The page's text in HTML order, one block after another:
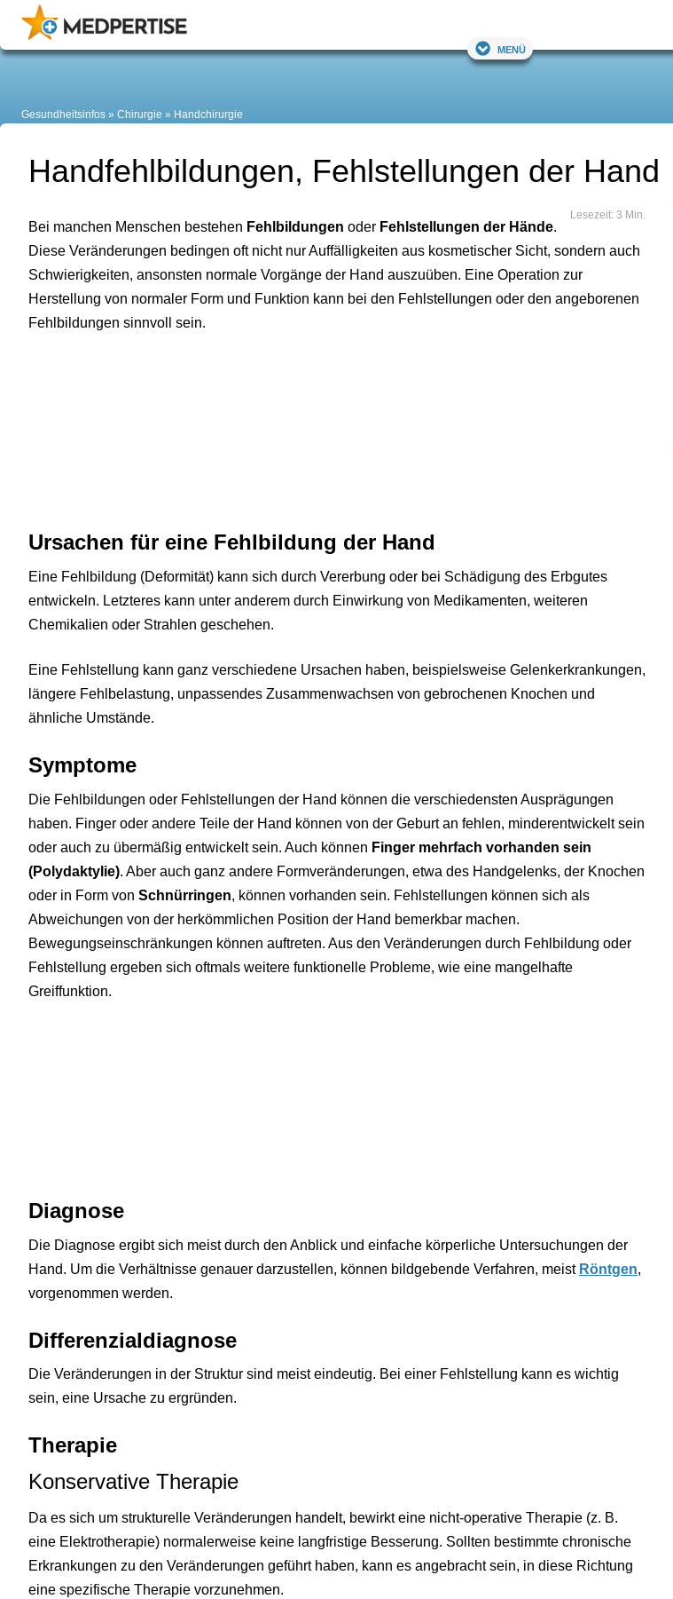
Menü
Gesundheitsinfos Chirurgie Handchirurgie
Handfehlbildungen, Fehlstellungen der Hand
Lesezeit: 3 Min.
Bei manchen Menschen bestehen Fehlbildungen oder Fehlstellungen der Hände.
Diese Veränderungen bedingen oft nicht nur Auffälligkeiten aus kosmetischer Sicht, sondern auch
Schwierigkeiten, ansonsten normale Vorgänge der Hand auszuüben. Eine Operation zur
Herstellung von normaler Form und Funktion kann bei den Fehlstellungen oder den angeborenen
Fehlbildungen sinnvoll sein.
Ursachen für eine Fehlbildung der Hand
Eine Fehlbildung (Deformität) kann sich durch Vererbung oder bei Schädigung des Erbgutes
entwickeln. Letzteres kann unter anderem durch Einwirkung von Medikamenten, weiteren
Chemikalien oder Strahlen geschehen.
Eine Fehlstellung kann ganz verschiedene Ursachen haben, beispielsweise Gelenkerkrankungen,
längere Fehlbelastung, unpassendes Zusammenwachsen von gebrochenen Knochen und
ähnliche Umstände.
Symptome
Die Fehlbildungen oder Fehlstellungen der Hand können die verschiedensten Ausprägungen
haben. Finger oder andere Teile der Hand können von der Geburt an fehlen, minderentwickelt sein
oder auch zu übermäßig entwickelt sein. Auch können Finger mehrfach vorhanden sein
(Polydaktylie). Aber auch ganz andere Formveränderungen, etwa des Handgelenks, der Knochen
oder in Form von Schnürringen, können vorhanden sein. Fehlstellungen können sich als
Abweichungen von der herkömmlichen Position der Hand bemerkbar machen.
Bewegungseinschränkungen können auftreten. Aus den Veränderungen durch Fehlbildung oder
Fehlstellung ergeben sich oftmals weitere funktionelle Probleme, wie eine mangelhafte
Greiffunktion.
Diagnose
Die Diagnose ergibt sich meist durch den Anblick und einfache körperliche Untersuchungen der
Hand. Um die Verhältnisse genauer darzustellen, können bildgebende Verfahren, meist Röntgen,
vorgenommen werden.
Differenzialdiagnose
Die Veränderungen in der Struktur sind meist eindeutig. Bei einer Fehlstellung kann es wichtig
sein, eine Ursache zu ergründen.
Therapie
Konservative Therapie
Da es sich um strukturelle Veränderungen handelt, bewirkt eine nicht-operative Therapie (z. B.
eine Elektrotherapie) normalerweise keine langfristige Besserung. Sollten bestimmte chronische
Erkrankungen zu den Veränderungen geführt haben, kann es angebracht sein, in diese Richtung
eine spezifische Therapie vorzunehmen.